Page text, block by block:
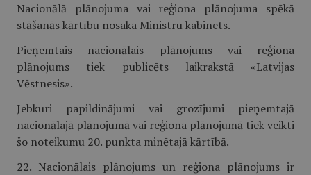
Nacionālā plānojuma vai reģiona plānojuma spēkā
stāšanās kārtību nosaka Ministru kabinets.
Pieņemtais nacionālais plānojums vai reģiona
plānojums tiek publicēts laikrakstā «Latvijas
Vēstnesis».
Jebkuri papildinājumi vai grozījumi pieņemtajā
nacionālajā plānojumā vai reģiona plānojumā tiek veikti
šo noteikumu 20. punkta minētajā kārtībā.
22. Nacionālais plānojums un reģiona plānojums ir